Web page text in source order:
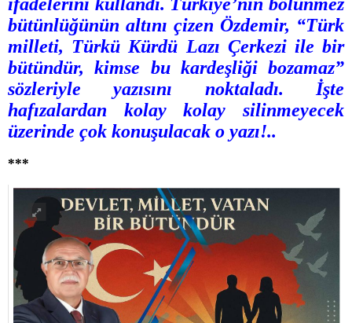
bütünlüğünün altını çizen Özdemir, “Türk
milleti, Türkü Kürdü Lazı Çerkezi ile bir
bütündür, kimse bu kardeşliği bozamaz”
sözleriyle yazısını noktaladı. İşte
hafızalardan kolay kolay silinmeyecek
üzerinde çok konuşulacak o yazı!..
***